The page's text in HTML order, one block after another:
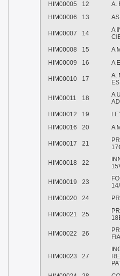
HIM00005
12
A.
HIM00006
13
HIM00007 14
A
HIM00008
15
A
HIM00009
16 A
HIM00010 17
A.
HIM00011 18
A
HIM00012
19
HIM00016
20 A
HIM00017 21
HIM00018 22
HIM00019 23
HIM00020
24
HIM00021 25
HIM00022 26
HIM00023 27